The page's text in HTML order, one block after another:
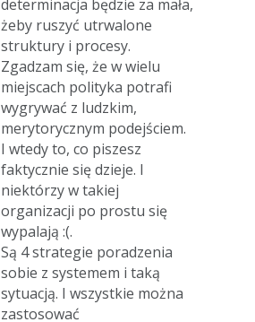
determinacja będzie za mała,
żeby ruszyć utrwalone
struktury i procesy.
Zgadzam się, że w wielu
miejscach polityka potrafi
wygrywać z ludzkim,
merytorycznym podejściem.
I wtedy to, co piszesz
faktycznie się dzieje. I
niektórzy w takiej
organizacji po prostu się
wypalają :(.
Są 4 strategie poradzenia
sobie z systemem i taką
sytuacją. I wszystkie można
zastosować